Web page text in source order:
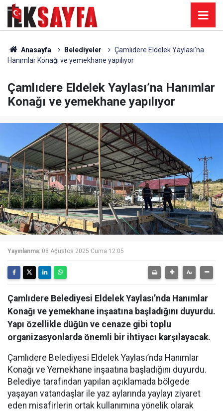
Anasayfa Belediyeler
Çamlıdere Eldelek Yaylası’na
Hanımlar Konağı ve yemekhane yapılıyor
Çamlıdere Eldelek Yaylası’na Hanımlar
Konağı ve yemekhane yapılıyor
Yayınlanma: 08 Ağustos 2025 Cuma 12:05
Çamlıdere Belediyesi Eldelek Yaylası’nda Hanımlar
Konağı ve yemekhane inşaatına başladığını duyurdu.
Yapı özellikle düğün ve cenaze gibi toplu
organizasyonlarda önemli bir ihtiyacı karşılayacak.
Çamlıdere Belediyesi Eldelek Yaylası’nda Hanımlar
Konağı ve Yemekhane inşaatına başladığını duyurdu.
Belediye tarafından yapılan açıklamada bölgede
yaşayan vatandaşlar ile yaz aylarında yaylayı ziyaret
eden misafirlerin ortak kullanımına yönelik olarak